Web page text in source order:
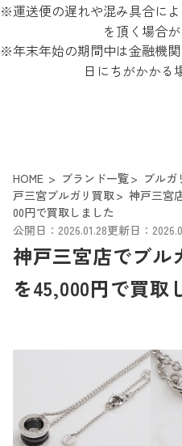
※運送便の遅れや混み具合に
を頂く場合
※年末年始の期間中は金融機
日にちがかかる
HOME ブランド一覧 ブルガ
戸三宮ブルガリ買取
神戸三宮
00円で買取しました
公開日：2026.01.28更新日：
神戸三宮店でブル
を45,000円で買取